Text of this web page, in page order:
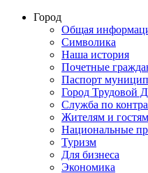
Город
Общая
Символика
Наша история
Почетные
Паспорт
Город Трудовой
Служба по
Жителям и
Национальные
Туризм
Для бизнеса
Экономика